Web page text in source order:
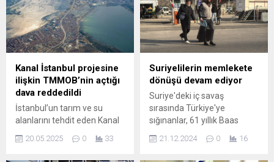
Kanal İstanbul projesine
ilişkin TMMOB’nin açtığı
dava reddedildi
İstanbul’un tarım ve su
alanlarını tehdit eden Kanal
İstanbul projesine dair bir
dava daha yargı tarafından
20.05.2025 0 33
Suriyelilerin memlekete
dönüşü devam ediyor
Suriye'deki iç savaş
sırasında Türkiye'ye
sığınanlar, 61 yıllık Baas
rejiminin devrilmesi
sonrasında ülkelerine
21.12.2024 0 16